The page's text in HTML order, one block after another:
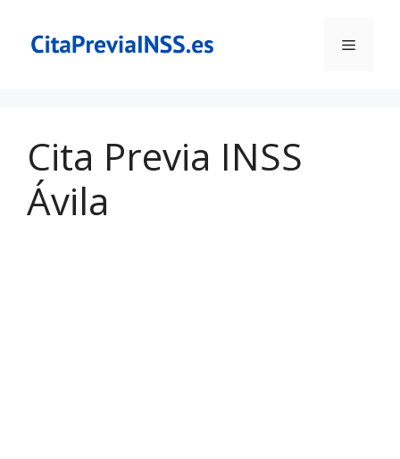
contenido
Menú
Cita Previa INSS
Ávila